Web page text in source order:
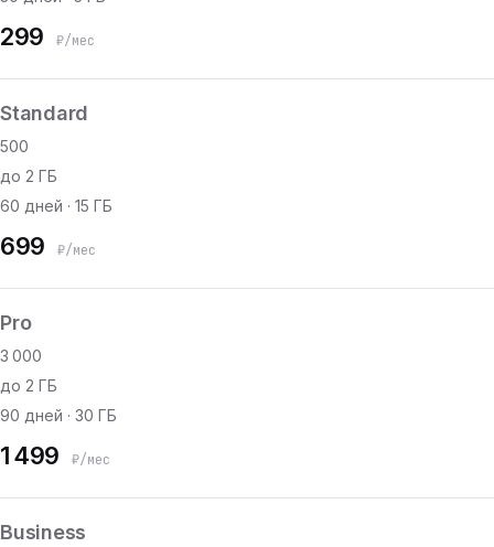
299 ₽/мес
Standard
500
до 2 ГБ
60 дней · 15 ГБ
699 ₽/мес
Pro
3 000
до 2 ГБ
90 дней · 30 ГБ
1 499 ₽/мес
Business